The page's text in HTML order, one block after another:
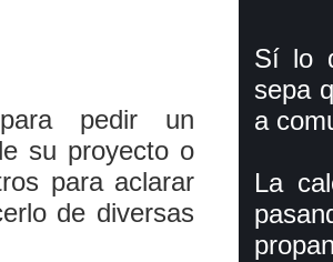
pedir un
su proyecto o
para aclarar
de diversas
Sí­ lo
sepa
a
La